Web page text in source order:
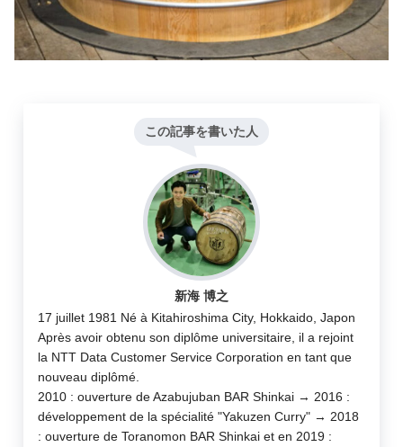
この記事を書いた人
新海 博之
17 juillet 1981 Né à Kitahiroshima City, Hokkaido, Japon
Après avoir obtenu son diplôme universitaire, il a rejoint
la NTT Data Customer Service Corporation en tant que
nouveau diplômé.
2010 : ouverture de Azabujuban BAR Shinkai → 2016 :
développement de la spécialité "Yakuzen Curry" → 2018
: ouverture de Toranomon BAR Shinkai et en 2019 :